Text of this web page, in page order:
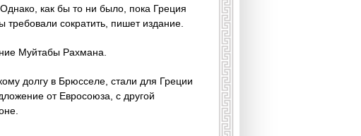
как бы то ни было, пока Греция
сократить, пишет издание.
Муйтабы Рахмана.
долгу в Брюсселе, стали для Греции
от Евросоюза, с другой